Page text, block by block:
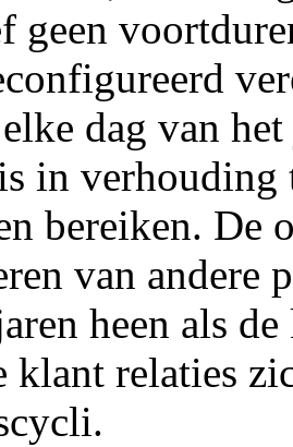
geen
dag van
in
bereiken. De
van andere
heen als
relaties